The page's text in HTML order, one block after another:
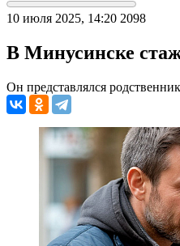
10 июля 2025, 14:20 2098
В Минусинске
Он представлялся